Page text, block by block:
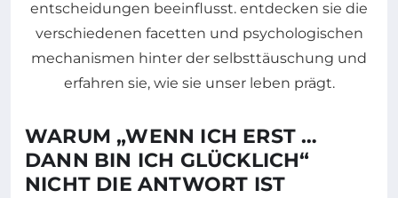
WARUM „WENN ICH ERST …
DANN BIN ICH GLÜCKLICH“
NICHT DIE ANTWORT IST